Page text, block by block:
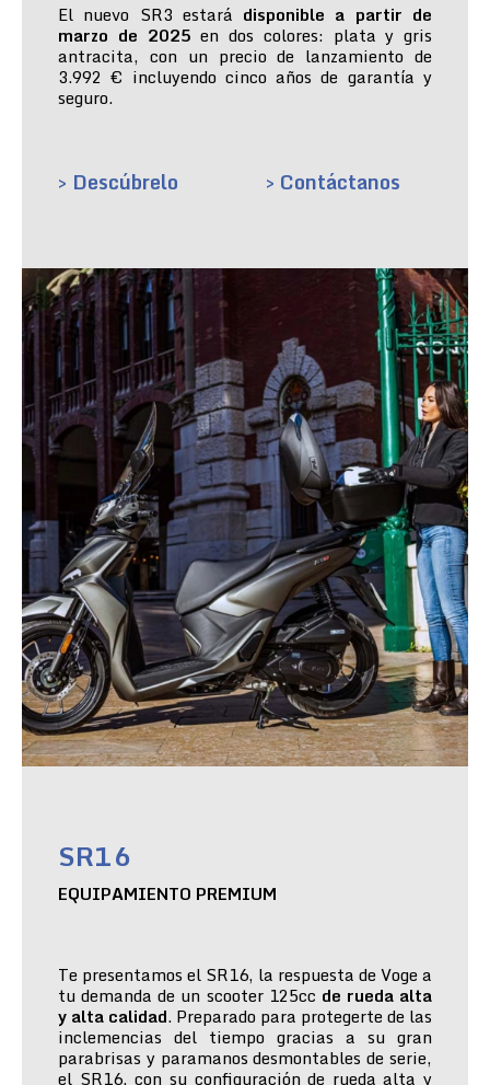
El nuevo SR3 estará disponible a partir de
marzo de 2025 en dos colores: plata y gris
antracita, con un precio de lanzamiento de
3.992 € incluyendo cinco años de garantía y
seguro.
> Descúbrelo > Contáctanos
SR16
EQUIPAMIENTO PREMIUM
Te presentamos el SR16, la respuesta de Voge a
tu demanda de un scooter 125cc de rueda alta
y alta calidad. Preparado para protegerte de las
inclemencias del tiempo gracias a su gran
parabrisas y paramanos desmontables de serie,
el SR16, con su configuración de rueda alta y